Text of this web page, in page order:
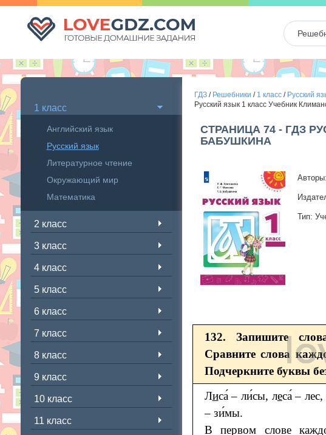
1 класс
Английский язык
Русский язык
Литературное чтение
Окружающий мир
Математика
2 класс
3 класс
4 класс
5 класс
6 класс
7 класс
8 класс
9 класс
10 класс
11 класс
ГДЗ/ Решебники / 1 класс/ Русский
Русский язык 1 класс Учебник
СТРАНИЦА 74 - ГДЗ
БАБУШКИНА
Тип:
132. Запишите
Сравните слова
Подчеркните буквы
Лиса́ – ли́сы, леса́ – лес,
– зи́мы.
В первом слове